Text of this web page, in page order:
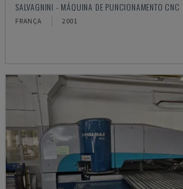
SALVAGNINI - MÁQUINA DE PUNCIONAMENTO CNC
FRANÇA 2001